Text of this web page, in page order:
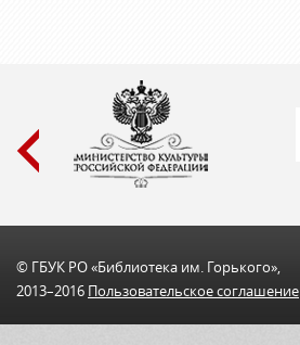
© ГБУК РО «Библиотека им. Горького»,
2013–2016 Пользовательскоe соглашениe